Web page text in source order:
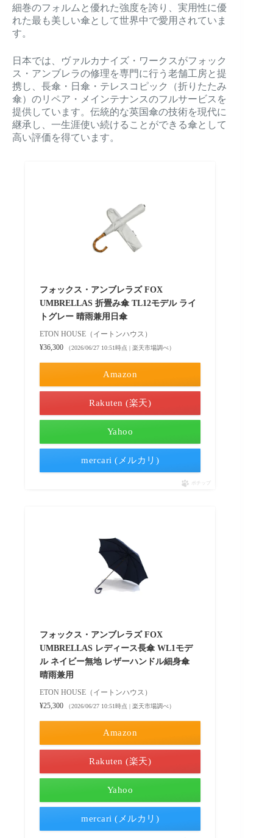
細巻のフォルムと優れた強度を誇り、実用性に優
れた最も美しい傘として世界中で愛用されていま
す。
日本では、ヴァルカナイズ・ワークスがフォック
ス・アンブレラの修理を専門に行う老舗工房と提
携し、長傘・日傘・テレスコピック（折りたたみ
傘）のリペア・メインテナンスのフルサービスを
提供しています。伝統的な英国傘の技術を現代に
継承し、一生涯使い続けることができる傘として
高い評価を得ています。
フォックス・アンブレラズ FOX
UMBRELLAS 折畳み傘 TL12モデル ライ
トグレー 晴雨兼用日傘
ETON HOUSE（イートンハウス）
¥36,300
（2026/06/27 10:51時点 | 楽天市場調べ）
Amazon
Rakuten (楽天)
Yahoo
mercari (メルカリ)
ポチップ
フォックス・アンブレラズ FOX
UMBRELLAS レディース長傘 WL1モデ
ル ネイビー無地 レザーハンドル細身傘
晴雨兼用
ETON HOUSE（イートンハウス）
¥25,300
（2026/06/27 10:51時点 | 楽天市場調べ）
Amazon
Rakuten (楽天)
Yahoo
mercari (メルカリ)